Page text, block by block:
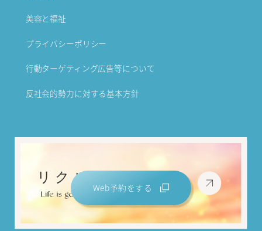
美容と福祉
プライバシーポリシー
行動ターゲティング広告等について
反社会的勢力に対する基本方針
Web予約をする